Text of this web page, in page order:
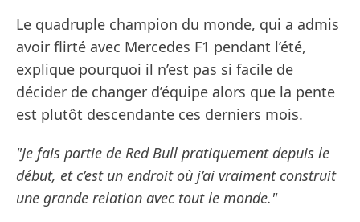
Le quadruple champion du monde, qui a admis
avoir flirté avec Mercedes F1 pendant l’été,
explique pourquoi il n’est pas si facile de
décider de changer d’équipe alors que la pente
est plutôt descendante ces derniers mois.
"Je fais partie de Red Bull pratiquement depuis le
début, et c’est un endroit où j’ai vraiment construit
une grande relation avec tout le monde."